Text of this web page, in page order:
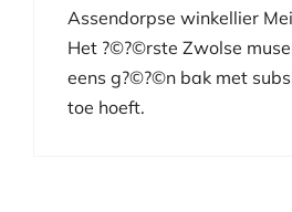
Assendorpse winkellier
Het ?©?©rste Zwolse
eens g?©?©n bak met
toe hoeft.